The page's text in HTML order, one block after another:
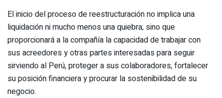
El inicio del proceso de reestructuración no implica una
liquidación ni mucho menos una quiebra; sino que
proporcionará a la compañía la capacidad de trabajar con
sus acreedores y otras partes interesadas para seguir
sirviendo al Perú, proteger a sus colaboradores, fortalecer
su posición financiera y procurar la sostenibilidad de su
negocio.